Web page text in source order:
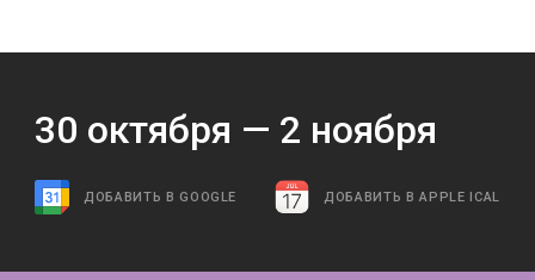
30 октября — 2 ноября
ДОБАВИТЬ В GOOGLE ДОБАВИТЬ В APPLE ICAL